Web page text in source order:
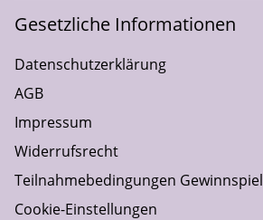
Gesetzliche Informationen
Datenschutzerklärung
AGB
Impressum
Widerrufsrecht
Teilnahmebedingungen Gewinnspiel
Cookie-Einstellungen